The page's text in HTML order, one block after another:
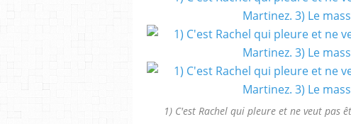
1) C'est Rachel qui pleure et ne veut pas